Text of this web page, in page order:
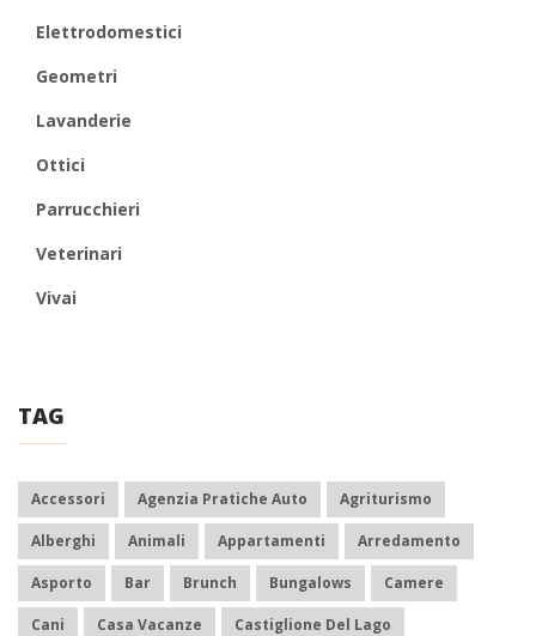
Elettrodomestici
Geometri
Lavanderie
Ottici
Parrucchieri
Veterinari
Vivai
TAG
Accessori Agenzia Pratiche Auto Agriturismo
Alberghi Animali Appartamenti Arredamento
Asporto Bar Brunch Bungalows Camere
Cani Casa Vacanze Castiglione Del Lago